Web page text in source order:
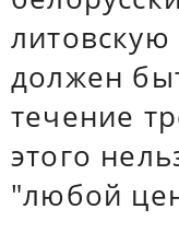
должен
течение
этого
"любой